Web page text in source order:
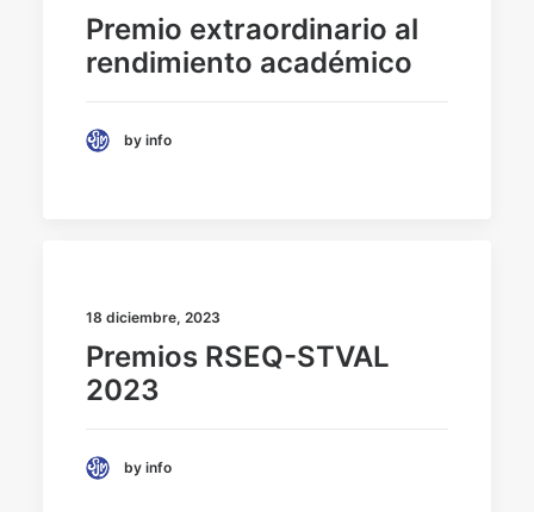
Premio extraordinario al
rendimiento académico
by info
18 diciembre, 2023
Premios RSEQ-STVAL
2023
by info